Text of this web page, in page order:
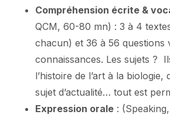
Compréhension écrite &
QCM, 60-80 mn) : 3 à 4
chacun) et 36 à 56 questions
connaissances. Les sujets ?
l’histoire de l’art à la biologie,
sujet d’actualité… tout est
Expression orale :